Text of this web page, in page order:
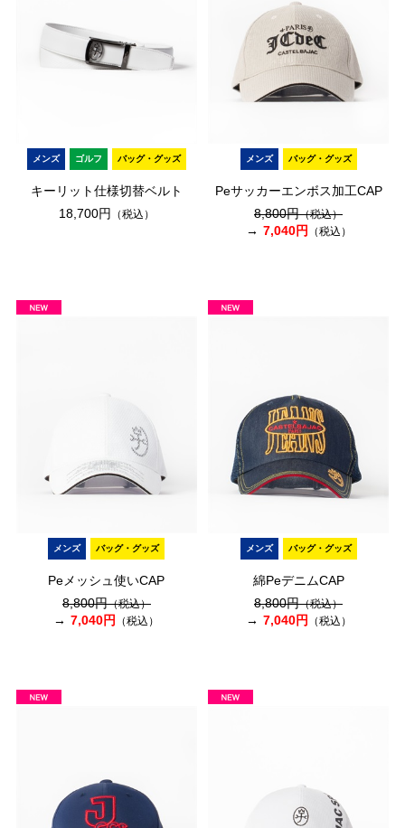
メンズ ゴルフ バッグ・グッズ
キーリット仕様切替ベルト
18,700円
（税込）
メンズ バッグ・グッズ
Peサッカーエンボス加工CAP
8,800円（税込）
7,040円 （税込）
メンズ バッグ・グッズ
Peメッシュ使いCAP
8,800円（税込）
7,040円 （税込）
メンズ バッグ・グッズ
綿PeデニムCAP
8,800円（税込）
7,040円 （税込）